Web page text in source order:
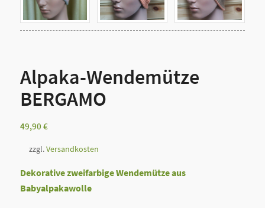
Alpaka-Wendemütze
BERGAMO
49,90 €
zzgl.Versandkosten
Dekorative zweifarbige Wendemütze aus
Babyalpakawolle